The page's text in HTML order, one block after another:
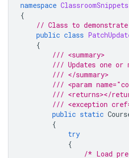
namespace ClassroomSnippets
{
// Class to
public class
{
/// <summary>
/// Updates one
/// </summary>
/// <param
/// <returns></
/// <exception
public static
{
try
{
/* Load